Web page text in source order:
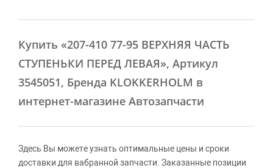
Купить «207-410 77-95 ВЕРХНЯЯ ЧАСТЬ
СТУПЕНЬКИ ПЕРЕД ЛЕВАЯ», Артикул
3545051, Бренда KLOKKERHOLM в
интернет-магазине Автозапчасти
Здесь Вы можете узнать оптимальные цены и сроки
доставки для вабранной запчасти. Заказанные позиции